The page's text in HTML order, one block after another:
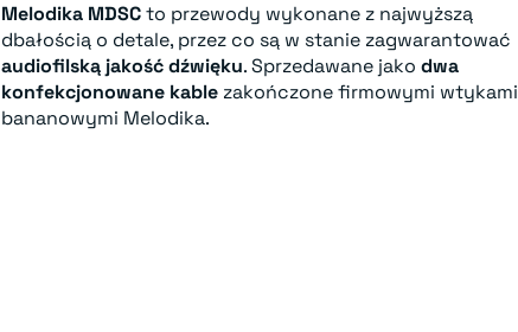
Melodika MDSCto przewody wykonane z najwyższą
dbałością o detale, przez co są w stanie zagwarantować
audiofilską jakość dźwięku. Sprzedawane jako dwa
konfekcjonowane kable zakończone firmowymi wtykami
bananowymi Melodika.